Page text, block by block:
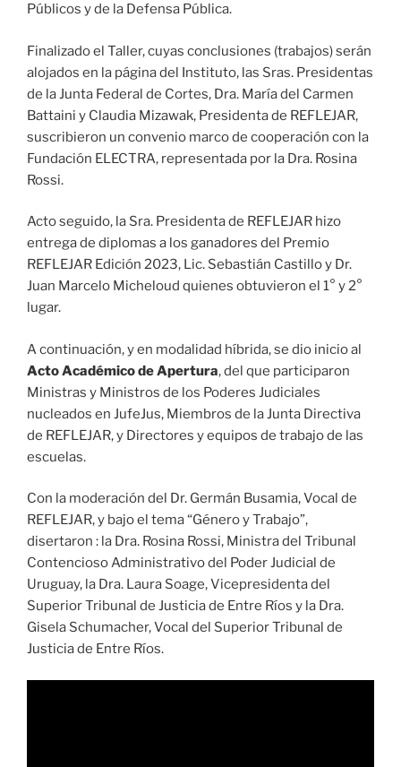
Públicos y de la Defensa Pública.
Finalizado el Taller, cuyas conclusiones (trabajos) serán
alojados en la página del Instituto, las Sras. Presidentas
de la Junta Federal de Cortes, Dra. María del Carmen
Battaini y Claudia Mizawak, Presidenta de REFLEJAR,
suscribieron un convenio marco de cooperación con la
Fundación ELECTRA, representada por la Dra. Rosina
Rossi.
Acto seguido, la Sra. Presidenta de REFLEJAR hizo
entrega de diplomas a los ganadores del Premio
REFLEJAR Edición 2023, Lic. Sebastián Castillo y Dr.
Juan Marcelo Micheloud quienes obtuvieron el 1° y 2°
lugar.
A continuación, y en modalidad híbrida, se dio inicio al
Acto Académico de Apertura, del que participaron
Ministras y Ministros de los Poderes Judiciales
nucleados en JufeJus, Miembros de la Junta Directiva
de REFLEJAR, y Directores y equipos de trabajo de las
escuelas.
Con la moderación del Dr. Germán Busamia, Vocal de
REFLEJAR, y bajo el tema “Género y Trabajo”,
disertaron : la Dra. Rosina Rossi, Ministra del Tribunal
Contencioso Administrativo del Poder Judicial de
Uruguay, la Dra. Laura Soage, Vicepresidenta del
Superior Tribunal de Justicia de Entre Ríos y la Dra.
Gisela Schumacher, Vocal del Superior Tribunal de
Justicia de Entre Ríos.